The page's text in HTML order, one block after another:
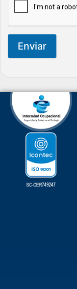
Enviar